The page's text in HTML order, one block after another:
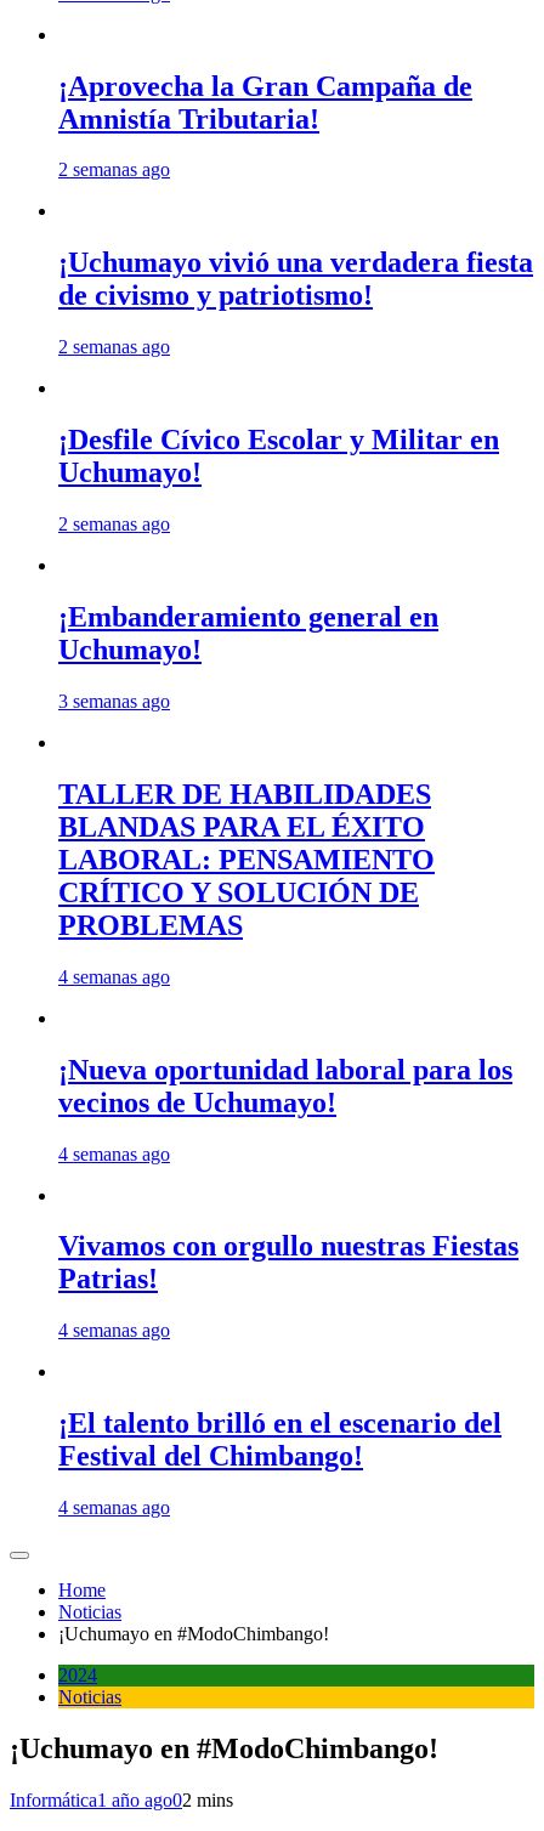
¡Aprovecha la Gran Campaña de
Amnistía Tributaria!
2 semanas ago
¡Uchumayo vivió una verdadera fiesta
de civismo y patriotismo!
2 semanas ago
¡Desfile Cívico Escolar y Militar en
Uchumayo!
2 semanas ago
¡Embanderamiento general en
Uchumayo!
3 semanas ago
TALLER DE HABILIDADES
BLANDAS PARA EL ÉXITO
LABORAL: PENSAMIENTO
CRÍTICO Y SOLUCIÓN DE
PROBLEMAS
4 semanas ago
¡Nueva oportunidad laboral para los
vecinos de Uchumayo!
4 semanas ago
Vivamos con orgullo nuestras Fiestas
Patrias!
4 semanas ago
¡El talento brilló en el escenario del
Festival del Chimbango!
4 semanas ago
Home
Noticias
¡Uchumayo en #ModoChimbango!
2024
Noticias
¡Uchumayo en #ModoChimbango!
Informática1 año ago02 mins